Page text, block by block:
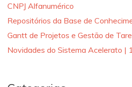
CNPJ Alfanumérico
Repositórios da Base de
Gantt de Projetos e Gestão de
Novidades do Sistema Acelerato |